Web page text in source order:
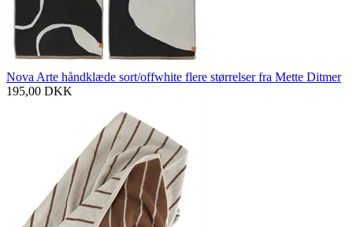
Nova Arte håndklæde sort/offwhite flere størrelser fra Mette Ditmer
195,00 DKK